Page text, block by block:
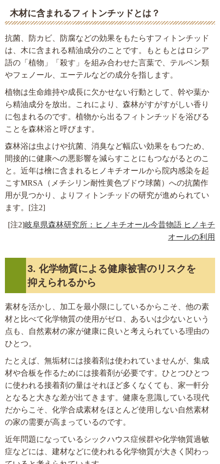
木材に含まれるフィトンチッドとは？
抗菌、防カビ、防腐などの効果をもたらすフィトンチッド
は、木に含まれる精油成分のことです。もともとはロシア
語の「植物」「殺す」を組み合わせた言葉で、テルペン類
やフェノール、エーテルなどの成分を指します。
植物は生命維持や成長に欠かせない行動として、幹や葉か
ら精油成分を放出。これにより、森林がすがすがしい香り
に包まれるのです。植物から出るフィトンチッドを浴びる
ことを森林浴と呼びます。
森林浴は虫よけや抗菌、消臭など幅広い効果をもつため、
間接的に健康への悪影響を減らすことにもつながるとのこ
と。近年は檜に含まれるヒノキチオールから院内感染を起
こすMRSA（メチシリン耐性黄色ブドウ球菌）への抗菌作
用が見つかり、よりフィトンチッドの研究が進められてい
ます。[注2]
[注2]岐阜県森林研究所：ヒノキチオール今昔物語 ヒノキチ
オールの利用
3. 化学物質による健康被害のリスクを
抑えられるから
素材を活かし、加工を最小限にしているからこそ、他の素
材と比べて化学物質の使用がゼロ、あるいは少ないという
点も、自然素材の家が健康に良いと考えられている理由の
ひとつ。
たとえば、無垢材には接着剤は使われていませんが、集成
材や合板を作るためには接着剤が必要です。ひとつひとつ
に使われる接着剤の量はそれほど多くなくても、家一軒分
となると大きな差が出てきます。健康を意識している現代
だからこそ、化学合成素材をほとんど使用しない自然素材
の家の需要が高まっているのです。
近年問題になっているシックハウス症候群や化学物質過敏
症などには、建材などに使われる化学物質が大きく関わっ